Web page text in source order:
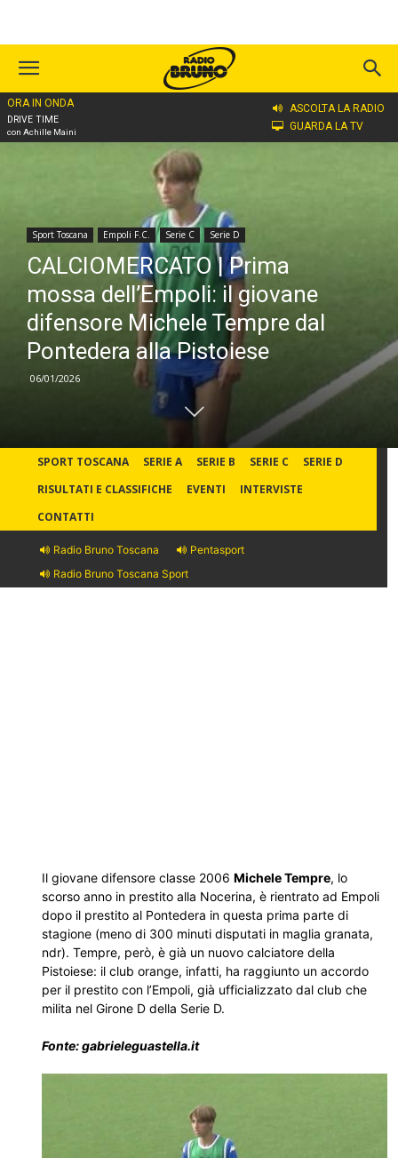
ORA IN ONDA
DRIVE TIME
con Achille Maini
ASCOLTA LA RADIO
GUARDA LA TV
Home
Sport Toscana Empoli F.C. Serie C Serie D
CALCIOMERCATO | Prima
mossa dell’Empoli: il giovane
difensore Michele Tempre dal
Pontedera alla Pistoiese
06/01/2026
SPORT TOSCANA SERIE A SERIE B SERIE C
SERIE D
RISULTATI E CLASSIFICHE
EVENTI
INTERVISTE
CONTATTI
Radio Bruno Toscana
Pentasport
Radio Bruno Toscana Sport
Il giovane difensore classe 2006 Michele Tempre, lo
scorso anno in prestito alla Nocerina, è rientrato ad Empoli
dopo il prestito al Pontedera in questa prima parte di
stagione (meno di 300 minuti disputati in maglia granata,
ndr). Tempre, però, è già un nuovo calciatore della
Pistoiese: il club orange, infatti, ha raggiunto un accordo
per il prestito con l’Empoli, già ufficializzato dal club che
milita nel Girone D della Serie D.
Fonte: gabrieleguastella.it